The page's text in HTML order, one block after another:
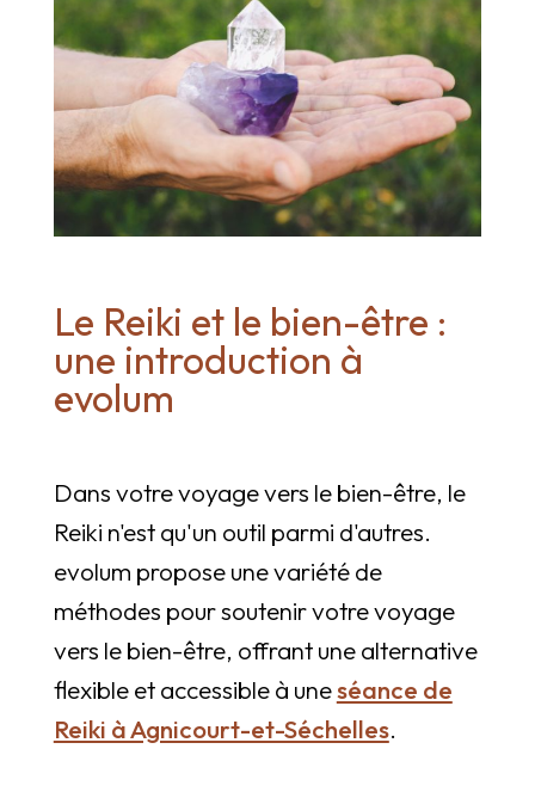
Le Reiki et le bien-être :
une introduction à
evolum
Dans votre voyage vers le bien-être, le
Reiki n'est qu'un outil parmi d'autres.
evolum propose une variété de
méthodes pour soutenir votre voyage
vers le bien-être, offrant une alternative
flexible et accessible à uneséance de
Reiki à Agnicourt-et-Séchelles.